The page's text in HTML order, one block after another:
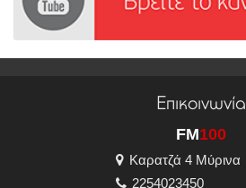
Επικοινωνία
FM100
Καρατζά 4 Μύρινα
2254023450